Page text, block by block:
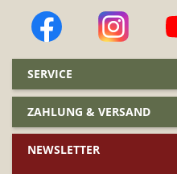
SERVICE
ZAHLUNG & VERSAND
NEWSLETTER